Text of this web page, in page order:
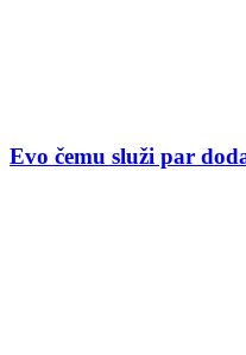
Evo čemu služi par